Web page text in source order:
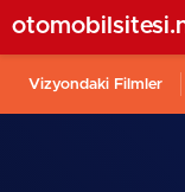
Vizyondaki Filmler